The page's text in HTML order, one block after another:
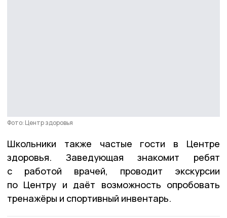
Фото: Центр здоровья
Школьники также частые гости в Центре
здоровья. Заведующая знакомит ребят
с работой врачей, проводит экскурсии
по Центру и даёт возможность опробовать
тренажёры и спортивный инвентарь.